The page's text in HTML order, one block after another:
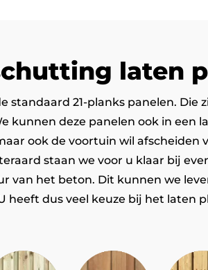
laten
standaard 21-planks panelen.
kunnen deze panelen ook in een
ook de voortuin wil
staan we voor u klaar bij
van het beton. Dit kunnen we
heeft dus veel keuze bij het laten